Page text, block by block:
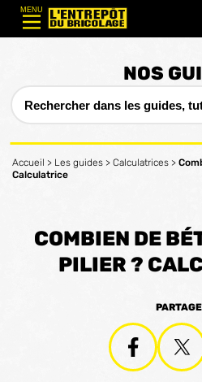
MENU
NOS
Accueil > Les guides > Calculatrices >
Calculatrice
COMBIEN DE
PILIER ?